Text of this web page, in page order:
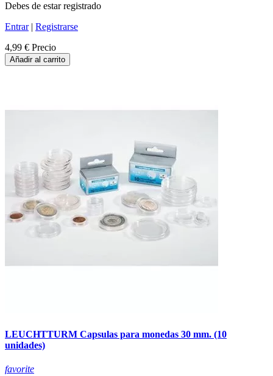
Debes de estar registrado
Entrar| Registrarse
4,99 € Precio
Añadir al carrito
LEUCHTTURM Capsulas para monedas 30 mm. (10
unidades)
favorite